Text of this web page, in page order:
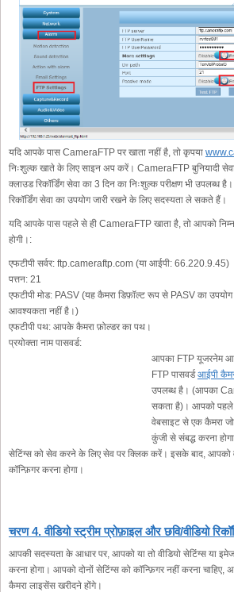
यदि आपके पास CameraFTP पर खाता नहीं है, तो कृपया
निःशुल्क खाते के लिए साइन अप करें। CameraFTP बुनियादी
क्लाउड रिकॉर्डिंग सेवा का 3 दिन का निःशुल्क परीक्षण भी उपलब्ध
रिकॉर्डिंग सेवा का उपयोग जारी रखने के लिए सदस्यता ले सकते हैं।
यदि आपके पास पहले से ही CameraFTP खाता है, तो आपको
होगी।:
एफटीपी सर्वर: ftp.cameraftp.com (या आईपी: 66.220.9.45)
पत्तन: 21
एफटीपी मोड: PASV (यह कैमरा डिफ़ॉल्ट रूप से PASV का
आवश्यकता नहीं है।)
एफटीपी पथ: आपके कैमरा फ़ोल्डर का पथ।
प्रयोक्ता नाम पासवर्ड:
आपका FTP यूजरनेम
FTP पासवर्डआईपी
उपलब्ध है। (आपका
सकता है)। आपको
वेबसाइट से एक कैमरा
कुंजी से संबद्ध करना
सेटिंग्स को सेव करने के लिए सेव पर क्लिक करें। इसके बाद, आपको
कॉन्फ़िगर करना होगा।
चरण 4. वीडियो स्ट्रीम प्रोफ़ाइल और छवि/वीडियो
आपकी सदस्यता के आधार पर, आपको या तो वीडियो सेटिंग्स या
करना होगा। आपको दोनों सेटिंग्स को कॉन्फ़िगर नहीं करना
कैमरा लाइसेंस खरीदने होंगे।